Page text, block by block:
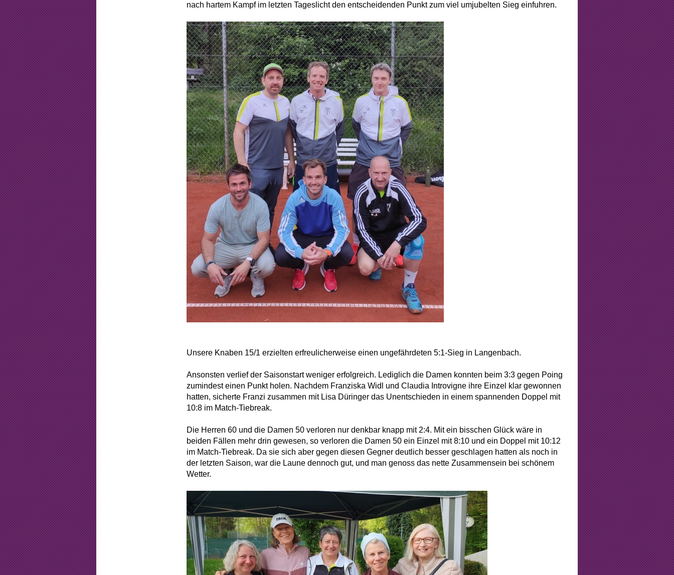
nach hartem Kampf im letzten Tageslicht den entscheidenden Punkt zum viel umjubelten Sieg einfuhren.
Unsere Knaben 15/1 erzielten erfreulicherweise einen ungefährdeten 5:1-Sieg in Langenbach.
Ansonsten verlief der Saisonstart weniger erfolgreich. Lediglich die Damen konnten beim 3:3 gegen Poing
zumindest einen Punkt holen. Nachdem Franziska Widl und Claudia Introvigne ihre Einzel klar gewonnen
hatten, sicherte Franzi zusammen mit Lisa Düringer das Unentschieden in einem spannenden Doppel mit
10:8 im Match-Tiebreak.
Die Herren 60 und die Damen 50 verloren nur denkbar knapp mit 2:4. Mit ein bisschen Glück wäre in
beiden Fällen mehr drin gewesen, so verloren die Damen 50 ein Einzel mit 8:10 und ein Doppel mit 10:12
im Match-Tiebreak. Da sie sich aber gegen diesen Gegner deutlich besser geschlagen hatten als noch in
der letzten Saison, war die Laune dennoch gut, und man genoss das nette Zusammensein bei schönem
Wetter.